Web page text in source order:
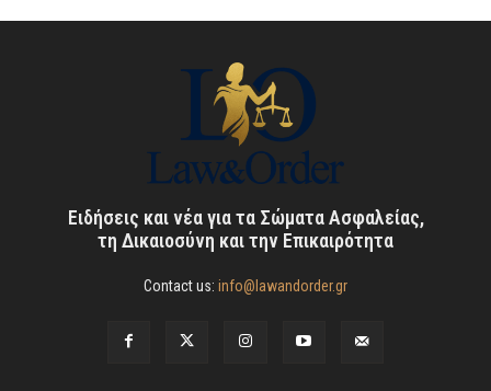
Ειδήσεις και νέα για τα Σώματα Ασφαλείας,
τη Δικαιοσύνη και την Επικαιρότητα
Contact us: info@lawandorder.gr